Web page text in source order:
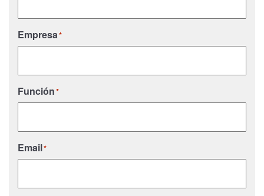
Empresa*
Función*
Email*